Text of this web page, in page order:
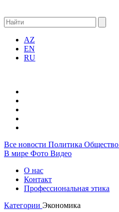
AZ
EN
RU
Все новости Политика Общество
В мире Фото Видео
О нас
Контакт
Профессиональная этика
Категории Экономика